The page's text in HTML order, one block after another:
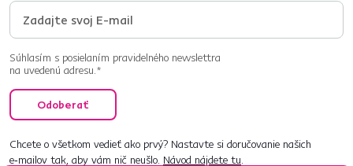
Súhlasím s posielaním pravidelného newslettra
na uvedenú adresu.*
Odoberať
Chcete o všetkom vedieť ako prvý? Nastavte si doručovanie našich
e‑mailov tak, aby vám nič neušlo. Návod nájdete tu.